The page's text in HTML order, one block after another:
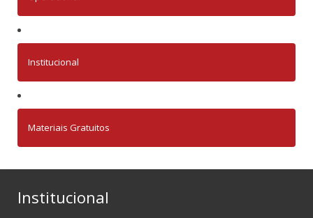
Institucional
Materiais Gratuitos
Institucional